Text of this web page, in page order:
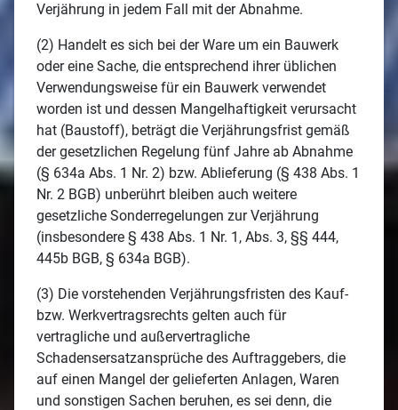
Verjährung in jedem Fall mit der Abnahme.
(2) Handelt es sich bei der Ware um ein Bauwerk
oder eine Sache, die entsprechend ihrer üblichen
Verwendungsweise für ein Bauwerk verwendet
worden ist und dessen Mangelhaftigkeit verursacht
hat (Baustoff), beträgt die Verjährungsfrist gemäß
der gesetzlichen Regelung fünf Jahre ab Abnahme
(§ 634a Abs. 1 Nr. 2) bzw. Ablieferung (§ 438 Abs. 1
Nr. 2 BGB) unberührt bleiben auch weitere
gesetzliche Sonderregelungen zur Verjährung
(insbesondere § 438 Abs. 1 Nr. 1, Abs. 3, §§ 444,
445b BGB, § 634a BGB).
(3) Die vorstehenden Verjährungsfristen des Kauf-
bzw. Werkvertragsrechts gelten auch für
vertragliche und außervertragliche
Schadensersatzansprüche des Auftraggebers, die
auf einen Mangel der gelieferten Anlagen, Waren
und sonstigen Sachen beruhen, es sei denn, die